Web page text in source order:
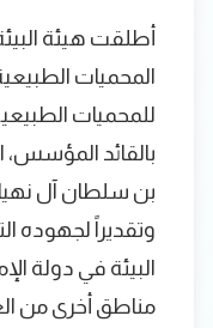
أطلقت هيئة
المحميات
للمحميات
بالقائد المؤسس،
بن سلطان آل
وتقديراً لجهوده
البيئة في دولة
مناطق أخرى من